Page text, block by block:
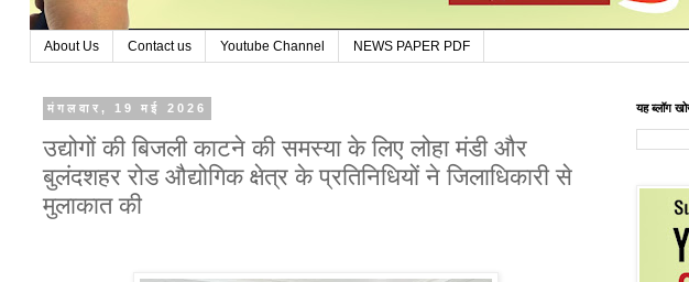
About Us Contact us Youtube Channel NEWS PAPER PDF
मंगलवार, 19 मई 2026
उद्योगों की बिजली काटने की समस्या के लिए लोहा मंडी और
बुलंदशहर रोड औद्योगिक क्षेत्र के प्रतिनिधियों ने जिलाधिकारी से
मुलाकात की
यह ब्लॉग